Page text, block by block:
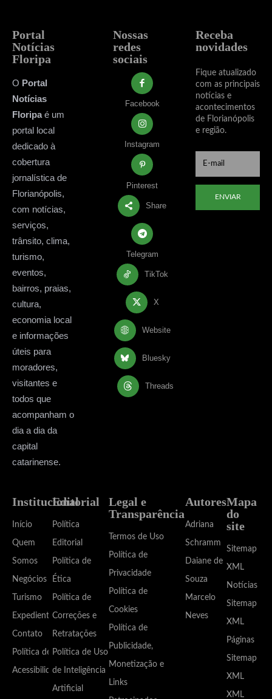
Portal
Notícias
Floripa
O Portal
Notícias
Floripaé um
portal local
dedicado à
cobertura
jornalística de
Florianópolis,
com notícias,
serviços,
trânsito, clima,
turismo,
eventos,
bairros, praias,
cultura,
economia local
e informações
úteis para
moradores,
visitantes e
todos que
acompanham o
dia a dia da
capital
catarinense.
Nossas
redes
sociais
Facebook
Instagram
Pinterest
Share
Telegram
TikTok
X
Website
Bluesky
Threads
Receba
novidades
Fique atualizado
com as principais
notícias e
acontecimentos
de Florianópolis
e região.
ENVIAR
Institucional
Início
Quem
Somos
Negócios
Turismo
Expediente
Contato
Política de
Acessibilidade
Editorial
Política
Editorial
Política de
Ética
Política de
Correções e
Retratações
Política de Uso
de Inteligência
Artificial
Legal e
Transparência
Termos de Uso
Política de
Privacidade
Política de
Cookies
Política de
Publicidade,
Monetização e
Links
Autores
Adriana
Schramm
Daiane de
Souza
Marcelo
Neves
Mapa
do
site
Sitemap
XML
Notícias
Sitemap
XML
Páginas
Sitemap
XML
XML